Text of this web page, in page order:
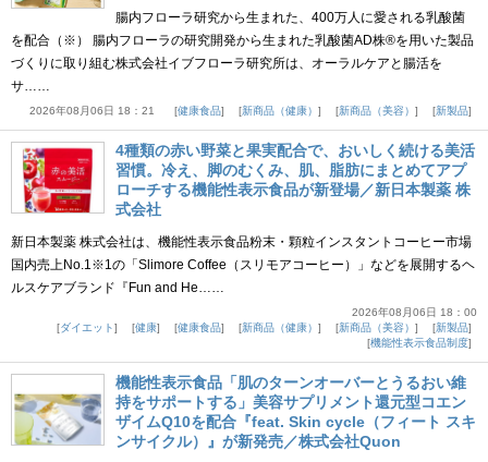
腸内フローラ研究から生まれた、400万人に愛される乳酸菌
を配合（※） 腸内フローラの研究開発から生まれた乳酸菌AD株®を用いた製品
づくりに取り組む株式会社イブフローラ研究所は、オーラルケアと腸活を
サ……
2026年08月06日 18：21 健康食品 新商品（健康） 新商品（美容） 新製品
4種類の赤い野菜と果実配合で、おいしく続ける美活
習慣。冷え、脚のむくみ、肌、脂肪にまとめてアプ
ローチする機能性表示食品が新登場／新日本製薬 株
式会社
新日本製薬 株式会社は、機能性表示食品粉末・顆粒インスタントコーヒー市場
国内売上No.1※1の「Slimore Coffee（スリモアコーヒー）」などを展開するヘ
ルスケアブランド『Fun and He……
2026年08月06日 18：00
ダイエット
健康 健康食品 新商品（健康） 新商品（美容）
新製品
機能性表示食品制度
機能性表示食品「肌のターンオーバーとうるおい維
持をサポートする」美容サプリメント還元型コエン
ザイムQ10を配合『feat. Skin cycle（フィート スキ
ンサイクル）』が新発売／株式会社Quon